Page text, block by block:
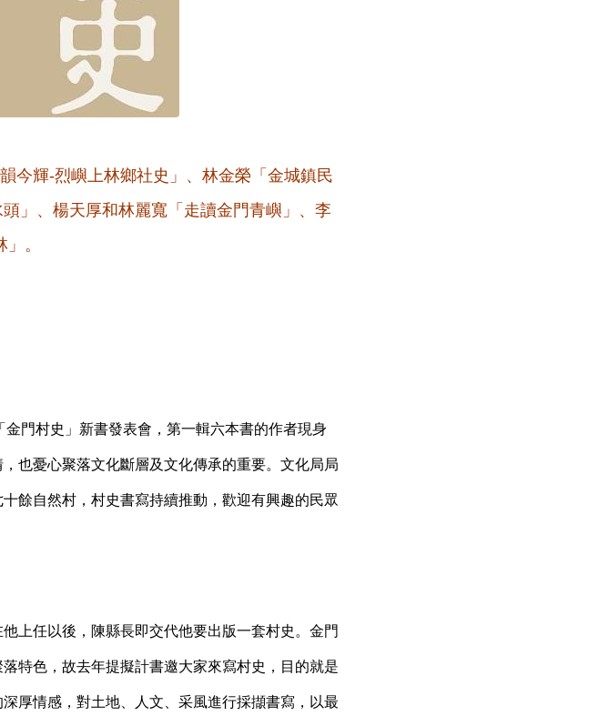
今輝-烈嶼上林鄉社史」、林金榮「金城鎮民
」、楊天厚和林麗寬「走讀金門青嶼」、李
。
門村史」新書發表會，第一輯六本書的作者現身
也憂心聚落文化斷層及文化傳承的重要。文化局局
餘自然村，村史書寫持續推動，歡迎有興趣的民眾
上任以後，陳縣長即交代他要出版一套村史。金門
特色，故去年提擬計書邀大家來寫村史，目的就是
厚情感，對土地、人文、采風進行採擷書寫，以最